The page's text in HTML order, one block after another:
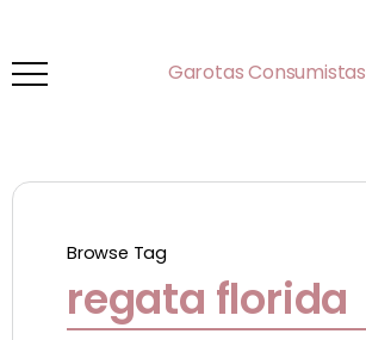
Garotas Consumistas
Browse Tag
regata florida